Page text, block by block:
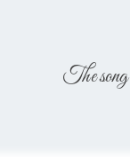
The song